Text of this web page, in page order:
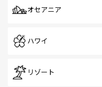
オセアニア
ハワイ
リゾート